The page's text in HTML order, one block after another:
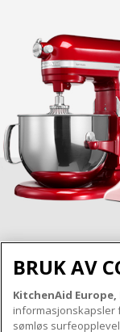
OM KITCHENAID
Merkets kjerne
BRUK AV
KitchenAid Europe,
informasjonskapsler
sømløs